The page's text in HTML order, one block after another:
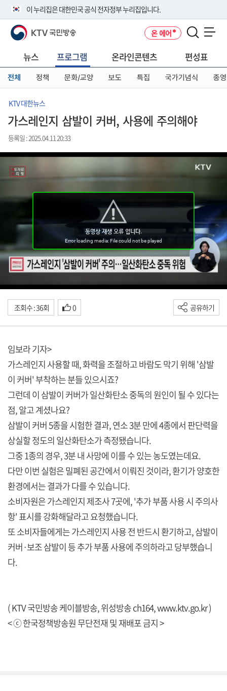
이 누리집은 대한민국 공식 전자정부 누리집입니다.
공식 누리집 주소 확인하기
니다.
이밖에 or.kr 또는 .kr등 다른 도메인 주소를 사용하고 있다면 아래 URL에
서 도메인 주소를 확인해 보세요
KTV 국민방송 온 에어
뉴스 프로그램 온라인콘텐츠 편성표
전체 정책 문화/교양 보도 특집 국가기념식 종영
KTV 대한뉴스
가스레인지 삼발이 커버, 사용에 주의해야
등록일 : 2025.04.11 20:33
조회수 : 36회 0 공유하기
임보라 기자>
가스레인지 사용할 때, 화력을 조절하고 바람도 막기 위해 '삼발
이 커버' 부착하는 분들 있으시죠?
그런데 이 삼발이 커버가 일산화탄소 중독의 원인이 될 수 있다는
점, 알고 계셨나요?
삼발이 커버 5종을 시험한 결과, 연소 3분 만에 4종에서 판단력을
상실할 정도의 일산화탄소가 측정됐습니다.
그중 1종의 경우, 3분 내 사망에 이를 수 있는 농도였는데요.
다만 이번 실험은 밀폐된 공간에서 이뤄진 것이라, 환기가 양호한
환경에서는 결과가 다를 수 있습니다.
소비자원은 가스레인지 제조사 7곳에, '추가 부품 사용 시 주의사
항' 표시를 강화해달라고 요청했습니다.
또 소비자들에게는 가스레인지 사용 전 반드시 환기하고, 삼발이
커버·보조 삼발이 등 추가 부품 사용에 주의하라고 당부했습니
다.
( KTV 국민방송 케이블방송, 위성방송 ch164,www.ktv.go.kr)
< ⓒ 한국정책방송원 무단전재 및 재배포 금지 >